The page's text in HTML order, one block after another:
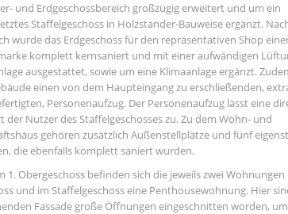
und Erdgeschossbereich großzügig erweitert und um ein
Staffelgeschoss in Holzständer-Bauweise ergänzt.
wurde das Erdgeschoss für den repräsentativen Shop
komplett kernsaniert und mit einer aufwändigen
ausgestattet, sowie um eine Klimaanlage ergänzt.
einen von dem Haupteingang zu erschließenden,
Personenaufzug. Der Personenaufzug lässt eine
der Nutzer des Staffelgeschosses zu. Zu dem Wohn- und
gehören zusätzlich Außenstellplätze und fünf
die ebenfalls komplett saniert wurden.
1. Obergeschoss befinden sich die jeweils zwei Wohnungen
und im Staffelgeschoss eine Penthousewohnung. Hier
Fassade große Öffnungen eingeschnitten worden,